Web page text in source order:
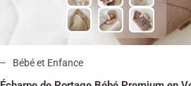
Bébé et Enfance Le prix initial
Le